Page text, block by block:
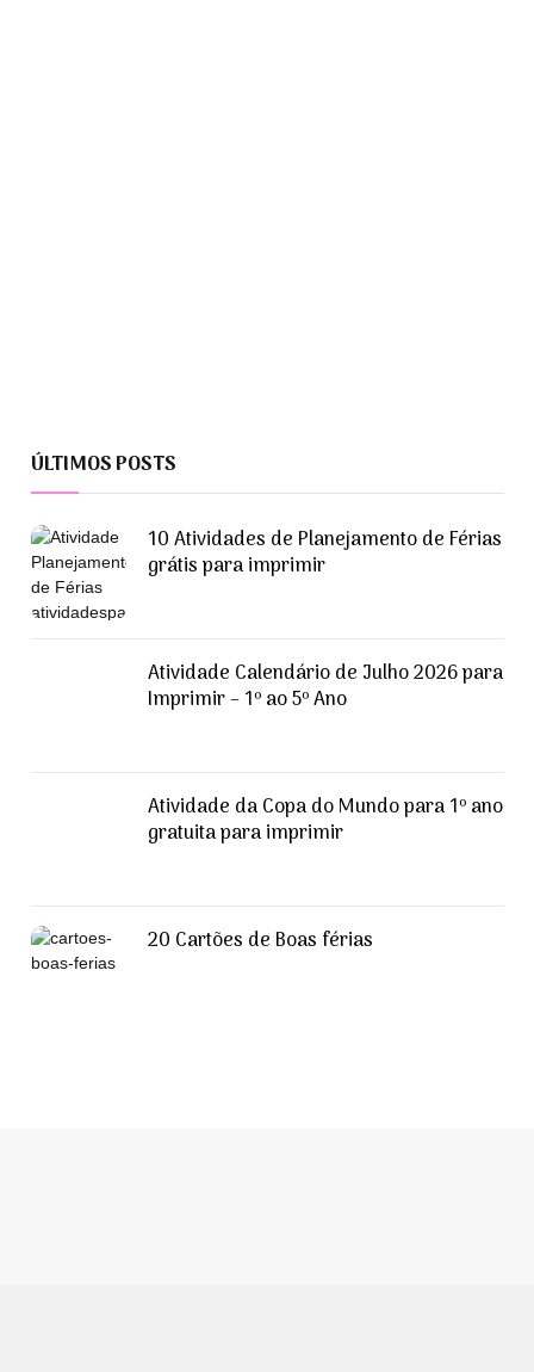
ÚLTIMOS POSTS
10 Atividades de Planejamento de Férias
grátis para imprimir
Atividade Calendário de Julho 2026 para
Imprimir – 1º ao 5º Ano
Atividade da Copa do Mundo para 1º ano
gratuita para imprimir
20 Cartões de Boas férias